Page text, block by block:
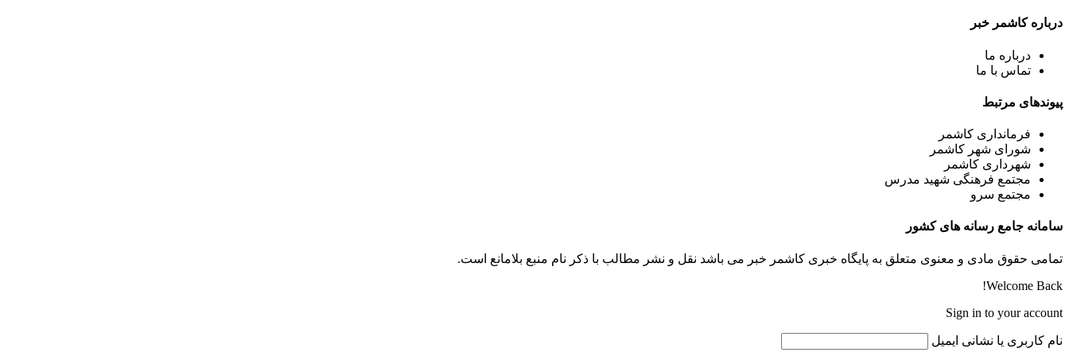
درباره کاشمر خبر
درباره ما
تماس با ما
پیوندهای مرتبط
فرمانداری کاشمر
شورای شهر کاشمر
شهرداری کاشمر
مجتمع فرهنگی شهید مدرس
مجتمع سرو
سامانه جامع رسانه های کشور
تمامی حقوق مادی و معنوی متعلق به پایگاه خبری کاشمر خبر می باشد نقل و نشر مطالب با ذکر نام منبع بلامانع است.
Welcome Back!
Sign in to your account
نام کاربری یا نشانی ایمیل